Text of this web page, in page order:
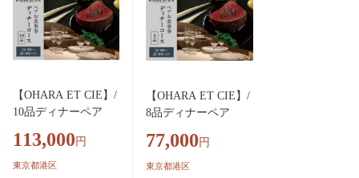
【OHARA ET CIE】/
10品ディナーペア
113,000 円
東京都港区
【OHARA ET CIE】/
8品ディナーペア
77,000 円
東京都港区